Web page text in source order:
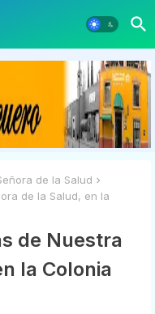
de la Salud
de la Salud, en la
de Nuestra
la Colonia